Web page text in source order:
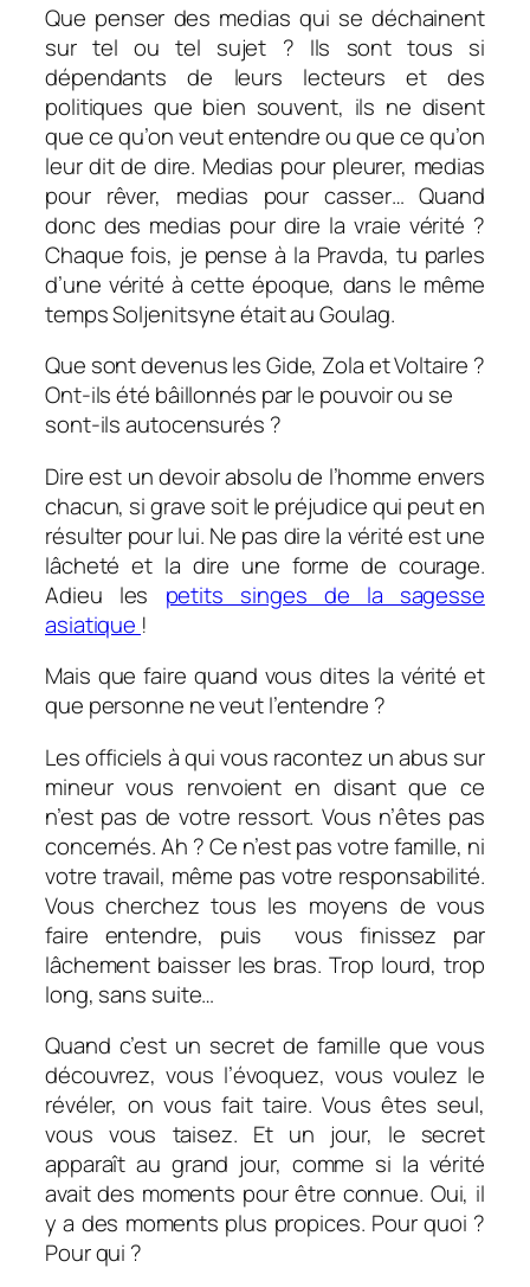
Que penser des medias qui se déchainent
sur tel ou tel sujet ? Ils sont tous si
dépendants de leurs lecteurs et des
politiques que bien souvent, ils ne disent
que ce qu’on veut entendre ou que ce qu’on
leur dit de dire. Medias pour pleurer, medias
pour rêver, medias pour casser… Quand
donc des medias pour dire la vraie vérité ?
Chaque fois, je pense à la Pravda, tu parles
d’une vérité à cette époque, dans le même
temps Soljenitsyne était au Goulag.
Que sont devenus les Gide, Zola et Voltaire ?
Ont-ils été bâillonnés par le pouvoir ou se
sont-ils autocensurés ?
Direest un devoir absolu de l’homme envers
chacun, si grave soit le préjudice qui peut en
résulter pour lui. Ne pas dire la vérité est une
lâcheté et la dire une forme de courage.
Adieu les petits singes de la sagesse
asiatique !
Mais que faire quand vous dites la vérité et
que personne ne veut l’entendre ?
Les officiels à qui vous racontez un abus sur
mineur vous renvoient en disant que ce
n’est pas de votre ressort. Vous n’êtes pas
concernés. Ah ? Ce n’est pas votre famille, ni
votre travail, même pas votre responsabilité.
Vous cherchez tous les moyens de vous
faire entendre, puis vous finissez par
lâchement baisser les bras. Trop lourd, trop
long, sans suite…
Quand c’est un secret de famille que vous
découvrez, vous l’évoquez, vous voulez le
révéler, on vous fait taire. Vous êtes seul,
vous vous taisez. Et un jour, le secret
apparaît au grand jour, comme si la vérité
avait des moments pour être connue. Oui, il
y a des moments plus propices. Pour quoi ?
Pour qui ?